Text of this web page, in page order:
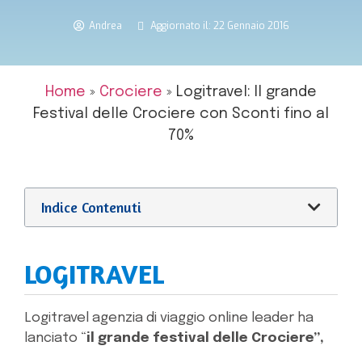
Andrea Aggiornato il: 22 Gennaio 2016
Home » Crociere » Logitravel: Il grande
Festival delle Crociere con Sconti fino al
70%
Indice Contenuti
LOGITRAVEL
Logitravel agenzia di viaggio online leader ha
lanciato “il grande festival delle Crociere”,